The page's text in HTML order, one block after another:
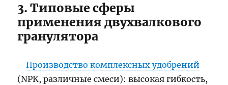
3. Типовые сферы
применения двухвалкового
гранулятора
–Производство комплексных удобрений
(NPK, различные смеси): высокая гибкость,